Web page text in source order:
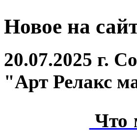
Новое на
20.07.2025 г.
"Арт Релакс
Что